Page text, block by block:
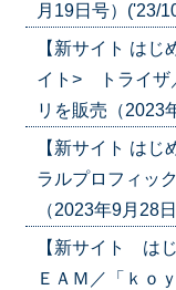
月19日号）('23/
【新サイト は
イト> トライザ
リを販売（2023
【新サイト は
ラルプロフィッ
（2023年9月28
【新サイト は
ＥＡＭ／「ｋｏ